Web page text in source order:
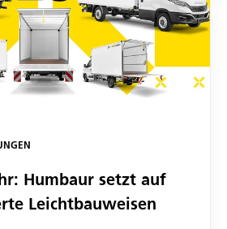
Humbaur setzt auf
Leichtbauweisen